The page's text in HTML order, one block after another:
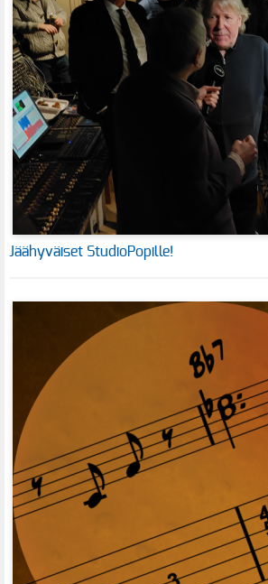
Jäähyväiset StudioPopille!